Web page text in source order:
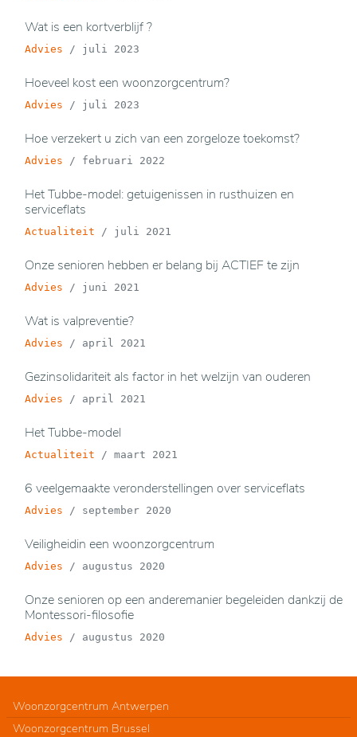
Wat is een kortverblijf ?
Advies / juli 2023
Hoeveel kost een woonzorgcentrum?
Advies / juli 2023
Hoe verzekert u zich van een zorgeloze toekomst?
Advies / februari 2022
Het Tubbe-model: getuigenissen in rusthuizen en
serviceflats
Actualiteit / juli 2021
Onze senioren hebben er belang bij ACTIEF te zijn
Advies / juni 2021
Wat is valpreventie?
Advies / april 2021
Gezinsolidariteit als factor in het welzijn van ouderen
Advies / april 2021
Het Tubbe-model
Actualiteit / maart 2021
6 veelgemaakte veronderstellingen over serviceflats
Advies / september 2020
Veiligheidin een woonzorgcentrum
Advies / augustus 2020
Onze senioren op een anderemanier begeleiden dankzij de
Montessori-filosofie
Advies / augustus 2020
Woonzorgcentrum Antwerpen
Woonzorgcentrum Brussel